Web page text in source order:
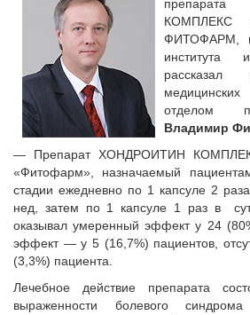
ФИТОФАРМ,
рассказал
отделом
Владимир
— Препарат ХОНДРОИТИН
«Фитофарм», назначаемый
стадии ежедневно по 1 капсуле 2
нед, затем по 1 капсуле 1 раз в
оказывал умеренный эффект у 24
эффект — у 5 (16,7%) пациентов,
(3,3%) пациента.
Лечебное действие препарата
выраженности болевого